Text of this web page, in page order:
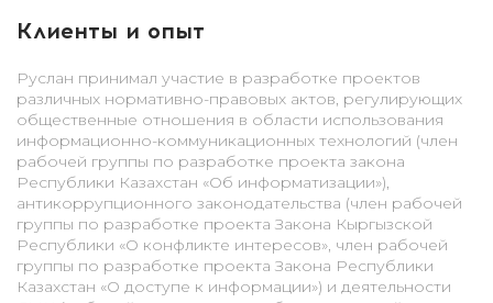
Клиенты и опыт
Руслан принимал участие в разработке проектов
различных нормативно-правовых актов, регулирующих
общественные отношения в области использования
информационно-коммуникационных технологий (член
рабочей группы по разработке проекта закона
Республики Казахстан «Об информатизации»),
антикоррупционного законодательства (член рабочей
группы по разработке проекта Закона Кыргызской
Республики «О конфликте интересов», член рабочей
группы по разработке проекта Закона Республики
Казахстан «О доступе к информации») и деятельности